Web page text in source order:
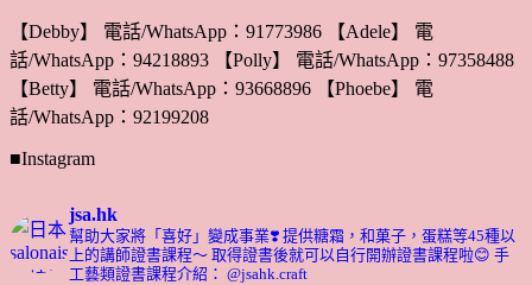
【Debby】 電話/WhatsApp：91773986 【Adele】 電
話/WhatsApp：94218893 【Polly】 電話/WhatsApp：97358488
【Betty】 電話/WhatsApp：93668896 【Phoebe】 電
話/WhatsApp：92199208
■Instagram
jsa.hk
幫助大家將「喜好」變成事業❣️ 提供糖霜，和菓子，蛋糕等45種以
上的講師證書課程～ 取得證書後就可以自行開辦證書課程啦😊 手
工藝類證書課程介紹： @jsahk.craft